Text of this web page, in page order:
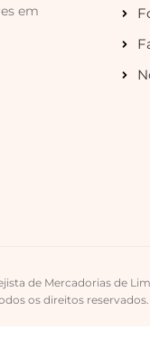
em
de Mercadorias de
os direitos reservados.